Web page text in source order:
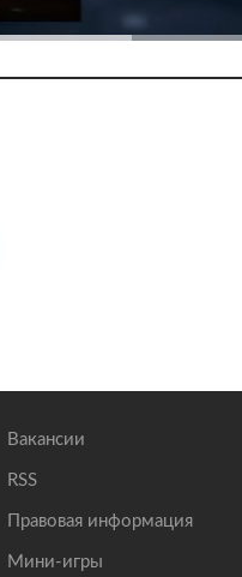
Вакансии
RSS
Правовая информация
Мини-игры